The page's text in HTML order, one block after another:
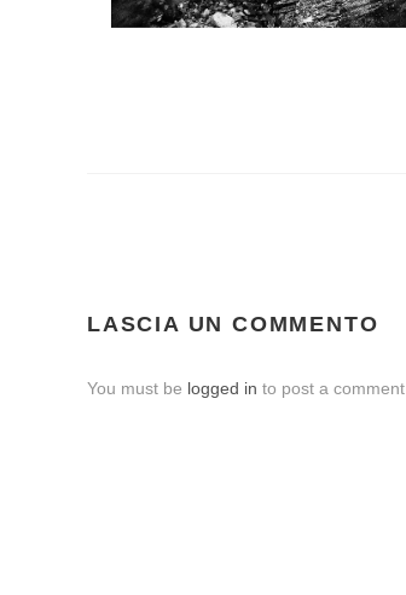
LASCIA UN COMMENTO
You must be logged in to post a comment.